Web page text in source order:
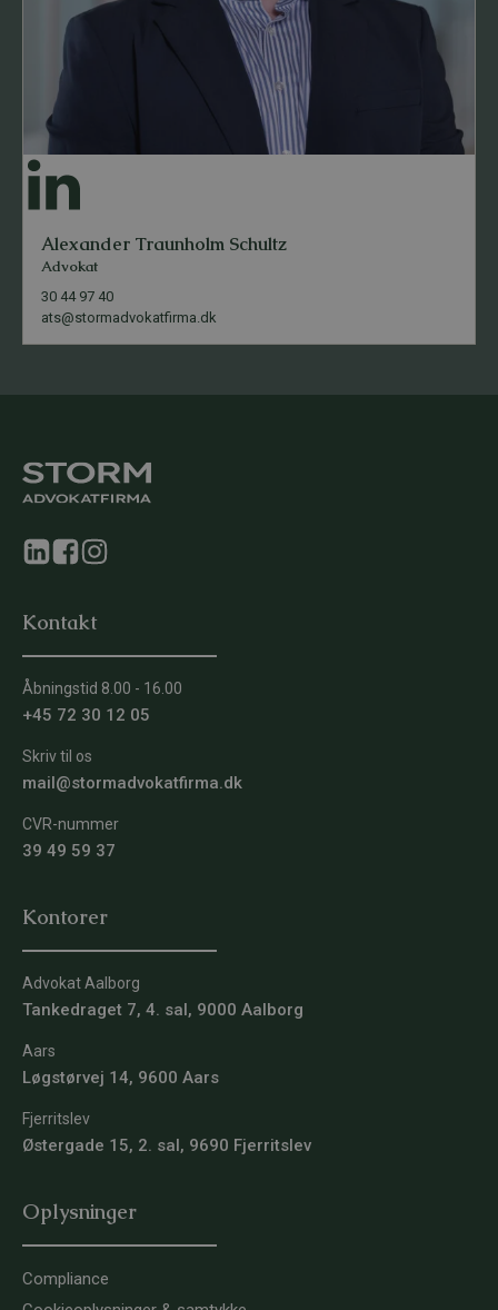
Alexander Traunholm Schultz
Advokat
30 44 97 40
ats@stormadvokatfirma.dk
Kontakt
Åbningstid 8.00 - 16.00
+45 72 30 12 05
Skriv til os
mail@stormadvokatfirma.dk
CVR-nummer
39 49 59 37
Kontorer
Advokat Aalborg
Tankedraget 7, 4. sal, 9000 Aalborg
Aars
Løgstørvej 14, 9600 Aars
Fjerritslev
Østergade 15, 2. sal, 9690 Fjerritslev
Oplysninger
Compliance